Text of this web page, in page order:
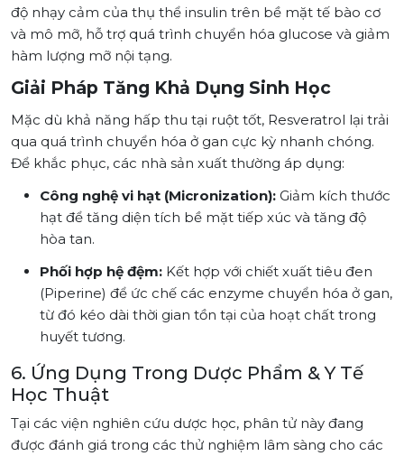
độ nhạy cảm của thụ thể insulin trên bề mặt tế bào cơ
và mô mỡ, hỗ trợ quá trình chuyển hóa glucose và giảm
hàm lượng mỡ nội tạng.
Giải Pháp Tăng Khả Dụng Sinh Học
Mặc dù khả năng hấp thu tại ruột tốt, Resveratrol lại trải
qua quá trình chuyển hóa ở gan cực kỳ nhanh chóng.
Để khắc phục, các nhà sản xuất thường áp dụng:
Công nghệ vi hạt (Micronization): Giảm kích thước
hạt để tăng diện tích bề mặt tiếp xúc và tăng độ
hòa tan.
Phối hợp hệ đệm: Kết hợp với chiết xuất tiêu đen
(Piperine) để ức chế các enzyme chuyển hóa ở gan,
từ đó kéo dài thời gian tồn tại của hoạt chất trong
huyết tương.
6. Ứng Dụng Trong Dược Phẩm & Y Tế
Học Thuật
Tại các viện nghiên cứu dược học, phân tử này đang
được đánh giá trong các thử nghiệm lâm sàng cho các